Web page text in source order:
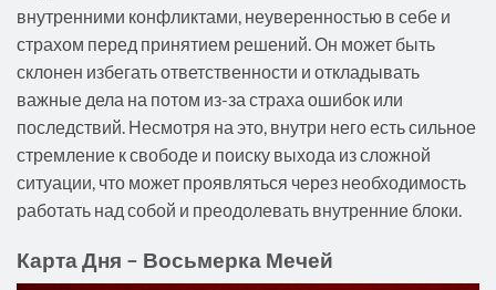
внутренними конфликтами, неуверенностью в себе и
страхом перед принятием решений. Он может быть
склонен избегать ответственности и откладывать
важные дела на потом из-за страха ошибок или
последствий. Несмотря на это, внутри него есть сильное
стремление к свободе и поиску выхода из сложной
ситуации, что может проявляться через необходимость
работать над собой и преодолевать внутренние блоки.
Карта Дня – Восьмерка Мечей